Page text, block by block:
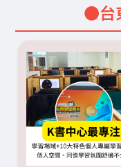
●台